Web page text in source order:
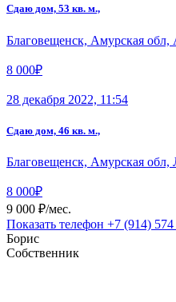
Сдаю дом, 53 кв. м.,
Благовещенск, Амурская обл,
8 000₽
28 декабря 2022, 11:54
Сдаю дом, 46 кв. м.,
Благовещенск, Амурская обл,
8 000₽
9 000 ₽/мес.
Показать телефон +7 (914) 574
Борис
Собственник